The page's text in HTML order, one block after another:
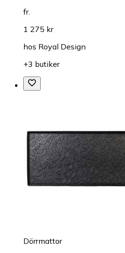
fr.
1 275 kr
hos Royal Design
+3 butiker
Dörrmattor